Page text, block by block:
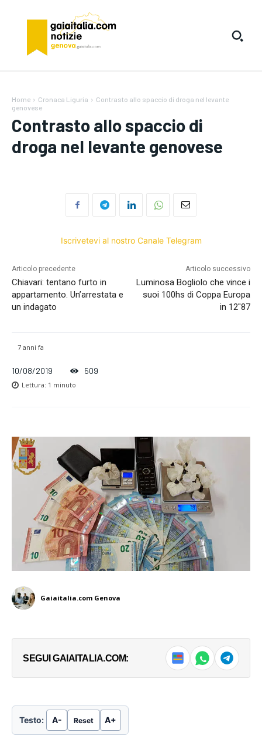
Home Cronaca Liguria
Contrasto allo spaccio di droga nel levante
genovese
Contrasto allo spaccio di
droga nel levante genovese
Iscrivetevi al nostro Canale Telegram
Articolo precedente
Chiavari: tentano furto in
appartamento. Un’arrestata e
un indagato
Articolo successivo
Luminosa Bogliolo che vince i
suoi 100hs di Coppa Europa
in 12″87
7 anni fa
10/08/2019 509
Lettura: 1 minuto
Gaiaitalia.com Genova
SEGUI GAIAITALIA.COM:
Testo: A- Reset A+